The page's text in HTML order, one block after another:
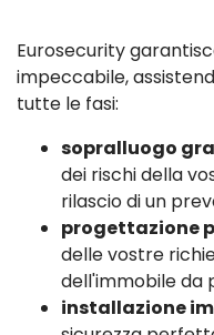
Eurosecurity
impeccabile,
tutte le fasi:
sopralluogo
dei rischi della
rilascio di un
progettazione
delle vostre
dell'immobile da
installazione